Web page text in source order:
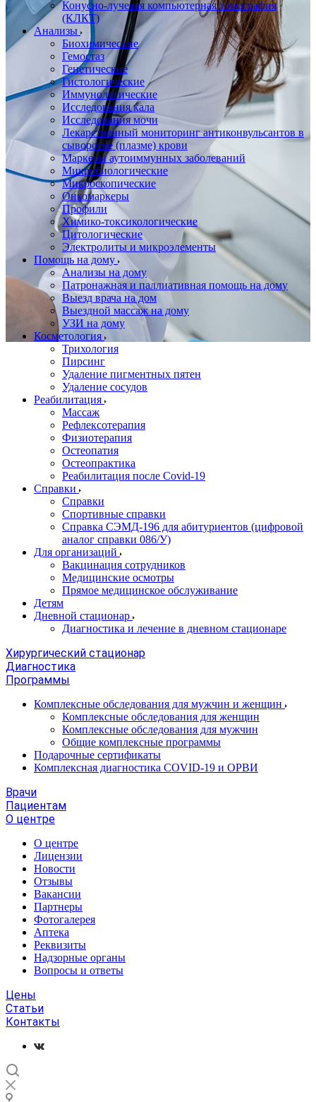
Конусно-лучевая компьютерная томография
(КЛКТ)
Анализы
Биохимические
Гемостаз
Генетические
Гистологические
Иммунологические
Исследования кала
Исследования мочи
Лекарственный мониторинг антиконвульсантов в
сыворотке (плазме) крови
Маркеры аутоиммунных заболеваний
Микробиологические
Микроскопические
Онкомаркеры
Профили
Химико-токсикологические
Цитологические
Электролиты и микроэлементы
Помощь на дому
Анализы на дому
Патронажная и паллиативная помощь на дому
Выезд врача на дом
Выездной массаж на дому
УЗИ на дому
Косметология
Трихология
Пирсинг
Удаление пигментных пятен
Удаление сосудов
Реабилитация
Массаж
Рефлексотерапия
Физиотерапия
Остеопатия
Остеопрактика
Реабилитация после Covid-19
Справки
Справки
Спортивные справки
Справка СЭМД‑196 для абитуриентов (цифровой
аналог справки 086/У)
Для организаций
Вакцинация сотрудников
Медицинские осмотры
Прямое медицинское обслуживание
Детям
Дневной стационар
Диагностика и лечение в дневном стационаре
Хирургический стационар
Диагностика
Программы
Комплексные обследования для мужчин и женщин
Комплексные обследования для женщин
Комплексные обследования для мужчин
Общие комплексные программы
Подарочные сертификаты
Комплексная диагностика COVID-19 и ОРВИ
Врачи
Пациентам
О центре
О центре
Лицензии
Новости
Отзывы
Вакансии
Партнеры
Фотогалерея
Аптека
Реквизиты
Надзорные органы
Вопросы и ответы
Цены
Статьи
Контакты